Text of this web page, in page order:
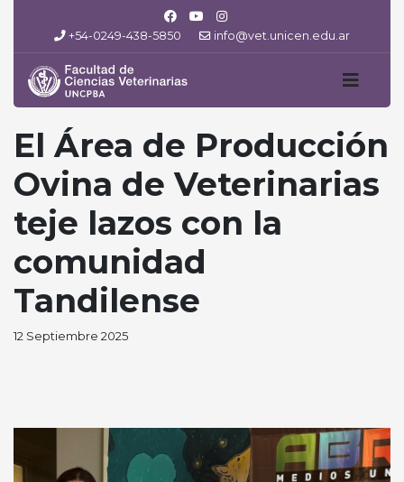
+54-0249-438-5850 info@vet.unicen.edu.ar
El Área de Producción
Ovina de Veterinarias
teje lazos con la
comunidad
Tandilense
12 Septiembre 2025